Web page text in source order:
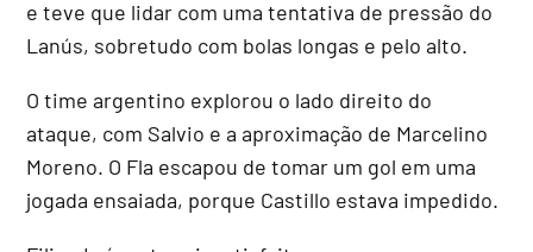
e teve que lidar com uma tentativa de pressão do
Lanús, sobretudo com bolas longas e pelo alto.
O time argentino explorou o lado direito do
ataque, com Salvio e a aproximação de Marcelino
Moreno. O Fla escapou de tomar um gol em uma
jogada ensaiada, porque Castillo estava impedido.